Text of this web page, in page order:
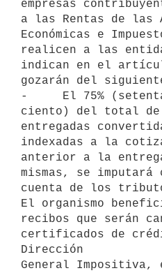
empresas
a las Rentas de las
Económicas e
realicen a las
indican en el
gozarán del
-     El 75%
ciento) del total de
entregadas
indexadas a la
anterior a la
mismas, se imputará
cuenta de los
El organismo
recibos que serán
certificados de
Dirección
General Impositiva,